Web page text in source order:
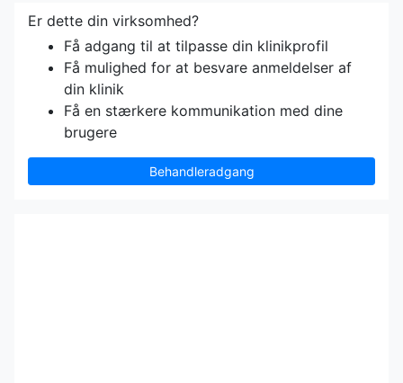
Er dette din virksomhed?
Få adgang til at tilpasse din klinikprofil
Få mulighed for at besvare anmeldelser af
din klinik
Få en stærkere kommunikation med dine
brugere
Behandleradgang